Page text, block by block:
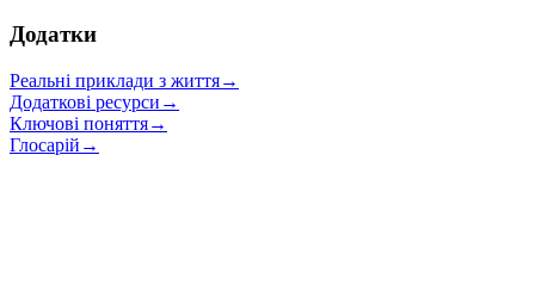
Додатки
Реальні приклади з життя→
Додаткові ресурси →
Ключові поняття→
Глосарій →